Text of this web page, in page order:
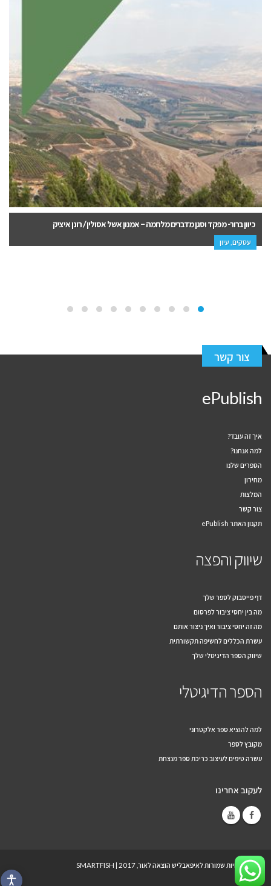
באלה חידשתי – אברהם פרנק
עיון, הדרכה ופנאי, חינוך והורות
צור קשר
ePublish
איך זה עובד?
למה אנחנו?
הספרים שלנו
מחירון
המלצות
צור קשר
תקנון האתר ePublish
שיווק והפצה
דף פייסבוק לספר שלך
מה בין יחסי ציבור לפרסום
מה זה יחסי ציבור ואיך ניצור אותם
עשרת הכללים לחשיפה תקשורתית
שיווק הספר הדיגיטלי שלך
הספר הדיגיטלי
למה להוציא ספר אלקטרוני
מקובץ לספר
עשרה טיפים לעיצוב כריכת ספר מנצחת
לעקוב אחרינו
© כל הזכויות שמורות לאיפאבליש הוצאה לאור, 2017 | SMARTFISH